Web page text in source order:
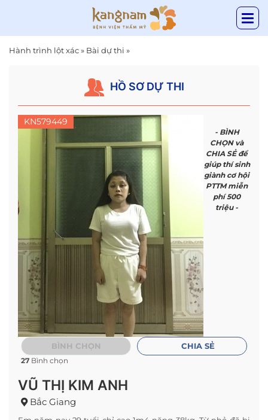
Hành trình lột xác» Bài dự thi »
HỒ SƠ DỰ THI
KN579449
- BÌNH
CHỌN và
CHIA SẺ để
giúp thí sinh
giành cơ hội
PTTM miễn
phí 500
triệu -
BÌNH CHỌN
27 Bình chọn
CHIA SẺ
VŨ THỊ KIM ANH
Bắc Giang